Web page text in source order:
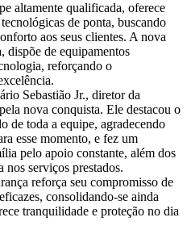
altamente qualificada, oferece
de ponta, buscando
aos seus clientes. A nova
dispõe de equipamentos
reforçando o
Sebastião Jr., diretor da
nova conquista. Ele destacou o
de toda a equipe, agradecendo
esse momento, e fez um
pelo apoio constante, além dos
nos serviços prestados.
reforça seu compromisso de
consolidando-se ainda
tranquilidade e proteção no dia